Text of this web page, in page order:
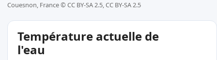
Couesnon, France © CC BY-SA 2.5, CC BY-SA 2.5
Température actuelle de
l'eau